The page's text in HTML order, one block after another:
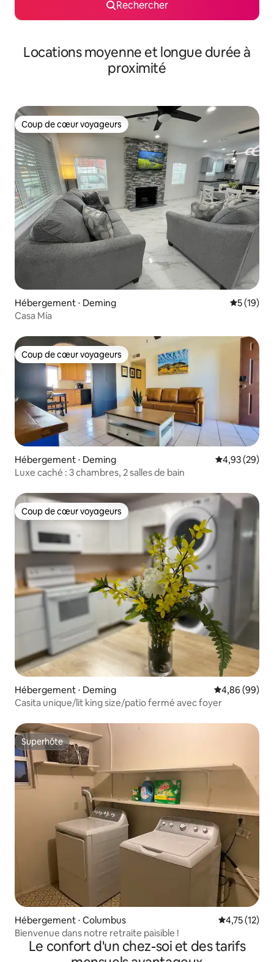
Rechercher
Locations moyenne et longue durée à
proximité
Coup de cœur voyageurs
Coup de cœur voyageurs
Hébergement ⋅ Deming
5 (19)
Casa Mía
Coup de cœur voyageurs
Coup de cœur voyageurs
Hébergement ⋅ Deming Évaluation
4,93 (29)
Luxe caché : 3 chambres, 2 salles de bain
Coup de cœur voyageurs
Coup de cœur voyageurs
Hébergement ⋅ Deming Évaluation
4,86 (99)
Casita unique/lit king size/patio fermé avec foyer
Superhôte
Superhôte
Hébergement ⋅ Columbus Évaluation
4,75 (12)
Bienvenue dans notre retraite paisible !
Le confort d'un chez-soi et des tarifs